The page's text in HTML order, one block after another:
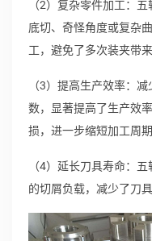
（2）复杂零件加工：
底切、奇怪角度或复杂
工，避免了多次装夹带来
（3）提高生产效率：
数，显著提高了生产效
损，进一步缩短加工周期
（4）延长刀具寿命：
的切屑负载，减少了刀